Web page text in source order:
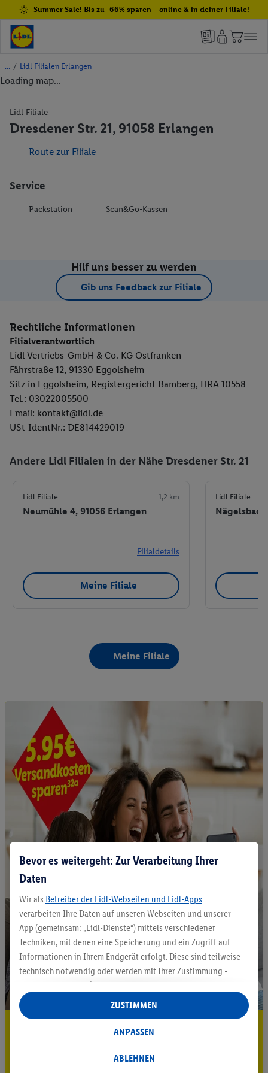
Summer Sale! Bis zu -66% sparen – online & in deiner Filiale!
/ Lidl Filialen Erlangen
Loading map...
Lidl Filiale
Dresdener Str. 21, 91058 Erlangen
Route zur Filiale
Service
Packstation Scan&Go-Kassen
Hilf uns besser zu werden
Gib uns Feedback zur Filiale
Rechtliche Informationen
Filialverantwortlich
Lidl Vertriebs-GmbH & Co. KG Ostfranken
Fährstraße 12, 91330 Eggolsheim
Sitz in Eggolsheim, Registergericht Bamberg, HRA 10558
Tel.: 03022005500
Email: kontakt@lidl.de
USt-IdentNr.: DE814429019
Andere Lidl Filialen in der Nähe Dresdener Str. 21
Lidl Filiale 1,2 km
Neumühle 4, 91056 Erlangen
Filialdetails
Meine Filiale
Lidl Filiale
Meine Filiale
5.95 € Versand sparen³²ᵃ
Bevor es weitergeht: Zur Verarbeitung Ihrer
Daten
Wir als Betreiber der Lidl-Webseiten und Lidl-Apps
verarbeiten Ihre Daten auf unseren Webseiten und unserer
App (gemeinsam: „Lidl-Dienste“) mittels verschiedener
Techniken, mit denen eine Speicherung und ein Zugriff auf
Informationen in Ihrem Endgerät erfolgt. Diese sind teilweise
technisch notwendig oder werden mit Ihrer Zustimmung -
auch durch Partner (u.a.
Verantwortliche; im Zusammenhang mit dem IAB TCF
insgesamt
Statistik-Erstellung oder für personalisierte Werbung
Datenverarbeitungen für personalisierte Werbung werden
ABLEHNEN
ANPASSEN
ZUSTIMMEN